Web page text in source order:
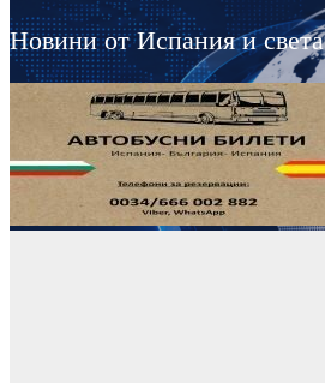
Новини от Испания и света